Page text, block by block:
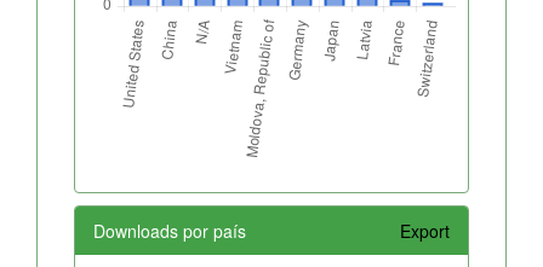
Downloads por país Export